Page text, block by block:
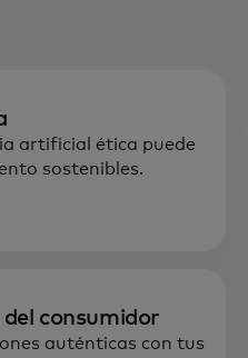
artificial ética puede
sostenibles.
consumidor
auténticas con tus